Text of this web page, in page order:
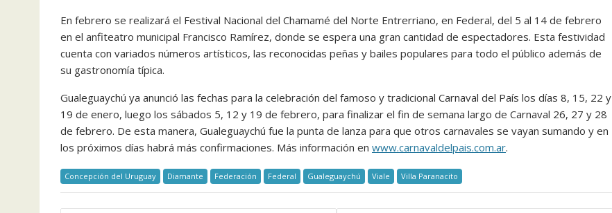
En febrero se realizará el Festival Nacional del Chamamé del Norte Entrerriano, en Federal, del 5 al 14 de febrero
en el anfiteatro municipal Francisco Ramírez, donde se espera una gran cantidad de espectadores. Esta festividad
cuenta con variados números artísticos, las reconocidas peñas y bailes populares para todo el público además de
su gastronomía típica.
Gualeguaychú ya anunció las fechas para la celebración del famoso y tradicional Carnaval del País los días 8, 15, 22 y
19 de enero, luego los sábados 5, 12 y 19 de febrero, para finalizar el fin de semana largo de Carnaval 26, 27 y 28
de febrero. De esta manera, Gualeguaychú fue la punta de lanza para que otros carnavales se vayan sumando y en
los próximos días habrá más confirmaciones. Más información en www.carnavaldelpais.com.ar.
Concepción del Uruguay Diamante Federación Federal Gualeguaychú Viale Villa Paranacito